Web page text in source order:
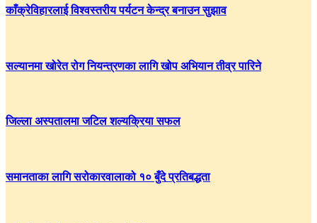
काँक्रेविहारलाई विश्वस्तरीय पर्यटन केन्द्र बनाउन सुझाव
सल्यानमा खोरेत रोग नियन्त्रणका लागि खोप अभियान तीव्र पारिने
जिल्ला अस्पतालमा जटिल शल्यक्रिया सफल
समानताका लागि सरोकारवालाको १० बुँदे प्रतिबद्धता